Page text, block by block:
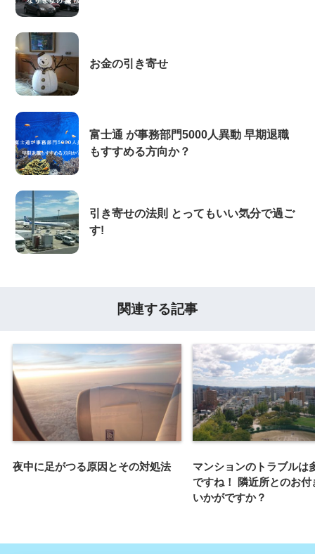
お金の引き寄せ
富士通 が事務部門5000人異動 早期退職
もすすめる方向か？
引き寄せの法則 とってもいい気分で過ご
す!
関連する記事
夜中に足がつる原因とその対処法
マンションのトラブルは
ですね！ 隣近所とのお付
いかがですか？